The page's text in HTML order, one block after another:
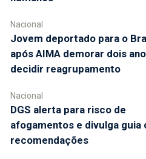
Nacional
Jovem deportado para o
após AIMA demorar dois
decidir reagrupamento
Nacional
DGS alerta para risco de
afogamentos e divulga guia
recomendações